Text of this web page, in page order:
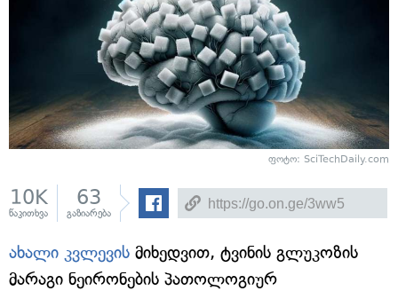
ფოტო: SciTechDaily.com
10K
წაკითხვა
63
გაზიარება
ახალი კვლევის მიხედვით, ტვინის გლუკოზის
მარაგი ნეირონების პათოლოგიურ